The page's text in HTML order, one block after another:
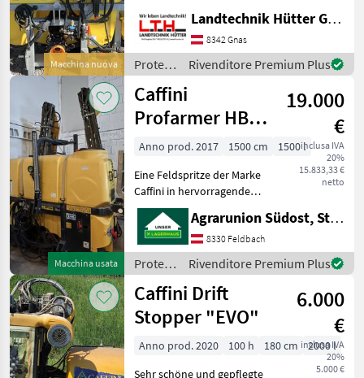
Macchina nuova
Pumpe 150l/min - 3-Fach
Düsenkopf -
Einspülschleuse Smart mit
Kanisterreinigung - 7
Landtechnik Hütter GmbH & Co KG
8342 Gnas
Protezione
piante /
Caffini
Rivenditore Premium Plus
Macchina usata
Caffini
Profarmer HBS
1500
19.000
€
inclusa IVA
20%
15.833,33 €
netto
Anno prod. 2017 1500 cm
1500 l
Eine Feldspritze der Marke
Caffini in hervorragendem
Zustand steht zum
Verkauf!! Caffini Pro Farmer
HBS 1.500lt. 15m Treejet
Epoxystaub lackierter
Ramen Hydr
Agrarunion Südost, Standort Gniebing
8330 Feldbach
Protezione
piante /
Caffini
Rivenditore Premium Plus
Caffini Drift
Stopper "EVO"
6.000
€
inclusa IVA
20%
5.000 €
Anno prod. 2020 100 h 180 cm
2000 l
Sehr schöne und gepflegte